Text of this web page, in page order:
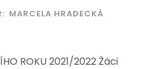
MARCELA HRADECKÁ
ROKU 2021/2022 Žáci